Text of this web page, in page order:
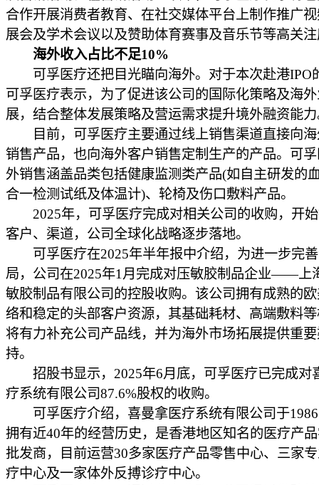
合作开展消费者教育、在社交媒体平台上制作推广
展会及学术会议以及赞助体育赛事及音乐节等高关
海外收入占比不足10%
可孚医疗还把目光瞄向海外。对于本次赴港IPO
可孚医疗表示，为了促进该公司的国际化策略及海
展，结合整体发展策略及营运需求提升境外融资能
目前，可孚医疗主要通过线上销售渠道直接向海
销售产品，也向海外客户销售定制生产的产品。可
外销售涵盖品类包括健康监测类产品(如自主研发的
合一检测试纸及体温计)、轮椅及伤口敷料产品。
2025年，可孚医疗完成对相关公司的收购，开
客户、渠道，公司全球化战略逐步落地。
可孚医疗在2025年半年报中介绍，为进一步完
局，公司在2025年1月完成对压敏胶制品企业——上
敏胶制品有限公司的控股收购。该公司拥有成熟的
络和稳定的头部客户资源，其基础耗材、高端敷料
将有力补充公司产品线，并为海外市场拓展提供重
持。
招股书显示，2025年6月底，可孚医疗已完成对
疗系统有限公司87.6%股权的收购。
可孚医疗介绍，喜曼拿医疗系统有限公司于
拥有近40年的经营历史，是香港地区知名的医疗产
批发商，目前运营30多家医疗产品零售中心、三家
疗中心及一家体外反搏诊疗中心。